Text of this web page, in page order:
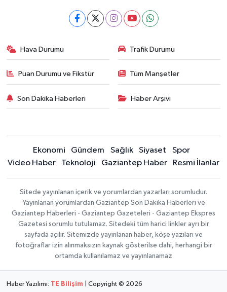
Hava Durumu Trafik Durumu
Puan Durumu ve Fikstür Tüm Manşetler
Son Dakika Haberleri Haber Arşivi
Ekonomi Gündem Sağlık Siyaset
Spor
Video Haber
Teknoloji Gaziantep Haber Resmi İlanlar
Sitede yayınlanan içerik ve yorumlardan yazarları sorumludur.
Yayınlanan yorumlardan Gaziantep Son Dakika Haberleri ve
Gaziantep Haberleri - Gaziantep Gazeteleri - Gaziantep Ekspres
Gazetesi sorumlu tutulamaz. Sitedeki tüm harici linkler ayrı bir
sayfada açılır. Sitemizde yayınlanan haber, köşe yazıları ve
fotoğraflar izin alınmaksızın kaynak gösterilse dahi, herhangi bir
ortamda kullanılamaz ve yayınlanamaz
Haber Yazılımı: TE Bilişim | Copyright © 2026